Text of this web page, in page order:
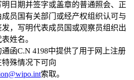
日期并签字或盖章的普通照会、正
员国有关部门或经产权组织认可与
，写明代表成员国或观察员组织出
姓名。
通函C.N 4198中提供了用于网上注册
殊情况下可向
索取。